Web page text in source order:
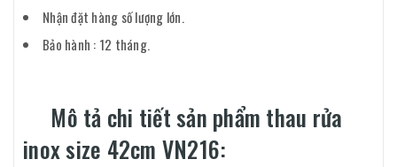
Nhận đặt hàng số lượng lớn.
Bảo hành : 12 tháng.
Mô tả chi tiết sản phẩm thau rửa
inox size 42cm VN216: